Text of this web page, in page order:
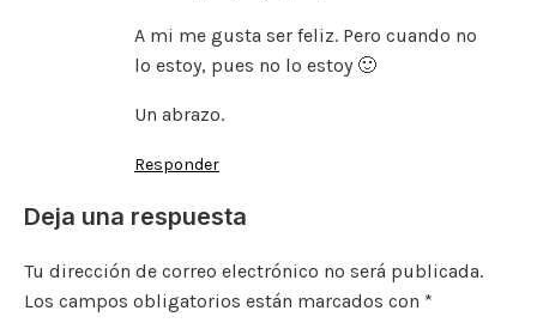
A mi me gusta ser feliz. Pero cuando no
lo estoy, pues no lo estoy 🙂
Un abrazo.
Responder
Deja una respuesta
Tu dirección de correo electrónico no será publicada.
Los campos obligatorios están marcados con *